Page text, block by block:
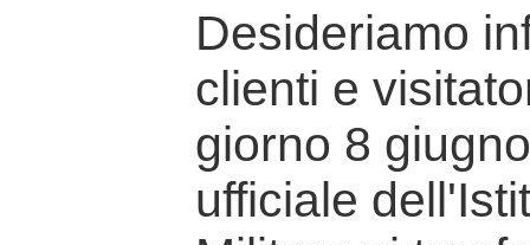
Desideriamo
clienti e
giorno 8
ufficiale